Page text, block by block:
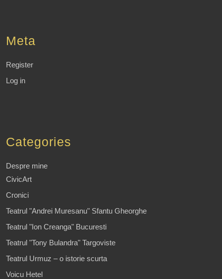
Meta
Register
Log in
Categories
Despre mine
CivicArt
Cronici
Teatrul "Andrei Muresanu" Sfantu Gheorghe
Teatrul "Ion Creanga" Bucuresti
Teatrul "Tony Bulandra" Targoviste
Teatrul Urmuz – o istorie scurta
Voicu Hetel